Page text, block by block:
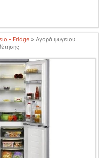
- Fridge » Αγορά ψυγείου.